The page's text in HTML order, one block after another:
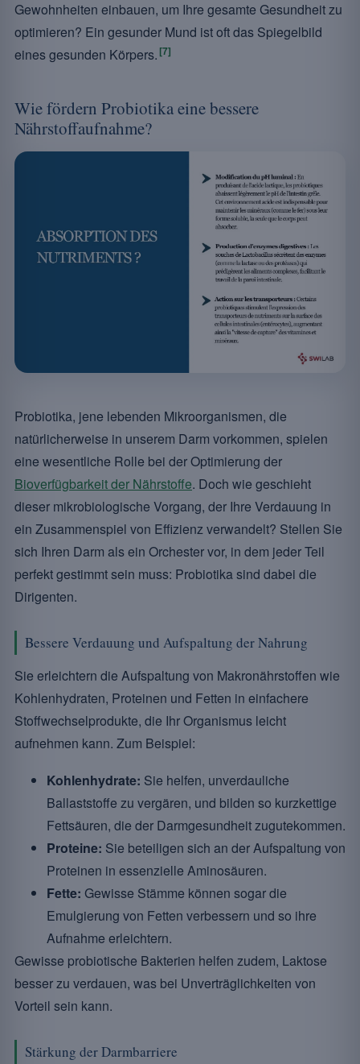
Gewohnheiten einbauen, um Ihre gesamte Gesundheit zu
optimieren? Ein gesunder Mund ist oft das Spiegelbild
eines gesunden Körpers. [7]
Wie fördern Probiotika eine bessere
Nährstoffaufnahme?
Probiotika, jene lebenden Mikroorganismen, die
natürlicherweise in unserem Darm vorkommen, spielen
eine wesentliche Rolle bei der Optimierung der
Bioverfügbarkeit der Nährstoffe. Doch wie geschieht
dieser mikrobiologische Vorgang, der Ihre Verdauung in
ein Zusammenspiel von Effizienz verwandelt? Stellen Sie
sich Ihren Darm als ein Orchester vor, in dem jeder Teil
perfekt gestimmt sein muss: Probiotika sind dabei die
Dirigenten.
Bessere Verdauung und Aufspaltung der Nahrung
Sie erleichtern die Aufspaltung von Makronährstoffen wie
Kohlenhydraten, Proteinen und Fetten in einfachere
Stoffwechselprodukte, die Ihr Organismus leicht
aufnehmen kann. Zum Beispiel:
Kohlenhydrate: Sie helfen, unverdauliche
Ballaststoffe zu vergären, und bilden so kurzkettige
Fettsäuren, die der Darmgesundheit zugutekommen.
Proteine: Sie beteiligen sich an der Aufspaltung von
Proteinen in essenzielle Aminosäuren.
Fette: Gewisse Stämme können sogar die
Emulgierung von Fetten verbessern und so ihre
Aufnahme erleichtern.
Gewisse probiotische Bakterien helfen zudem, Laktose
besser zu verdauen, was bei Unverträglichkeiten von
Vorteil sein kann.
Stärkung der Darmbarriere